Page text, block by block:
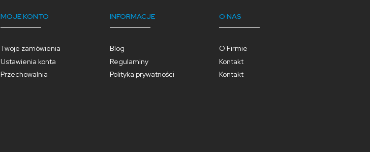
MOJE KONTO
Twoje zamówienia
Ustawienia konta
Przechowalnia
INFORMACJE
Blog
Regulaminy
Polityka prywatności
O NAS
O Firmie
Kontakt
Kontakt